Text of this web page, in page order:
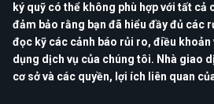
ký quỹ có thể không phù hợp với tất cả
đảm bảo rằng bạn đã hiểu đầy đủ các
đọc kỹ các cảnh báo rủi ro, điều
dụng dịch vụ của chúng tôi. Nhà giao
cơ sở và các quyền, lợi ích liên quan